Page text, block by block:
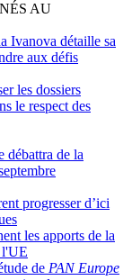
AU
Ivanova détaille sa
aux défis
les dossiers
le respect des
débattra de la
progresser d’ici
les apports de la
l'UE
de PAN Europe